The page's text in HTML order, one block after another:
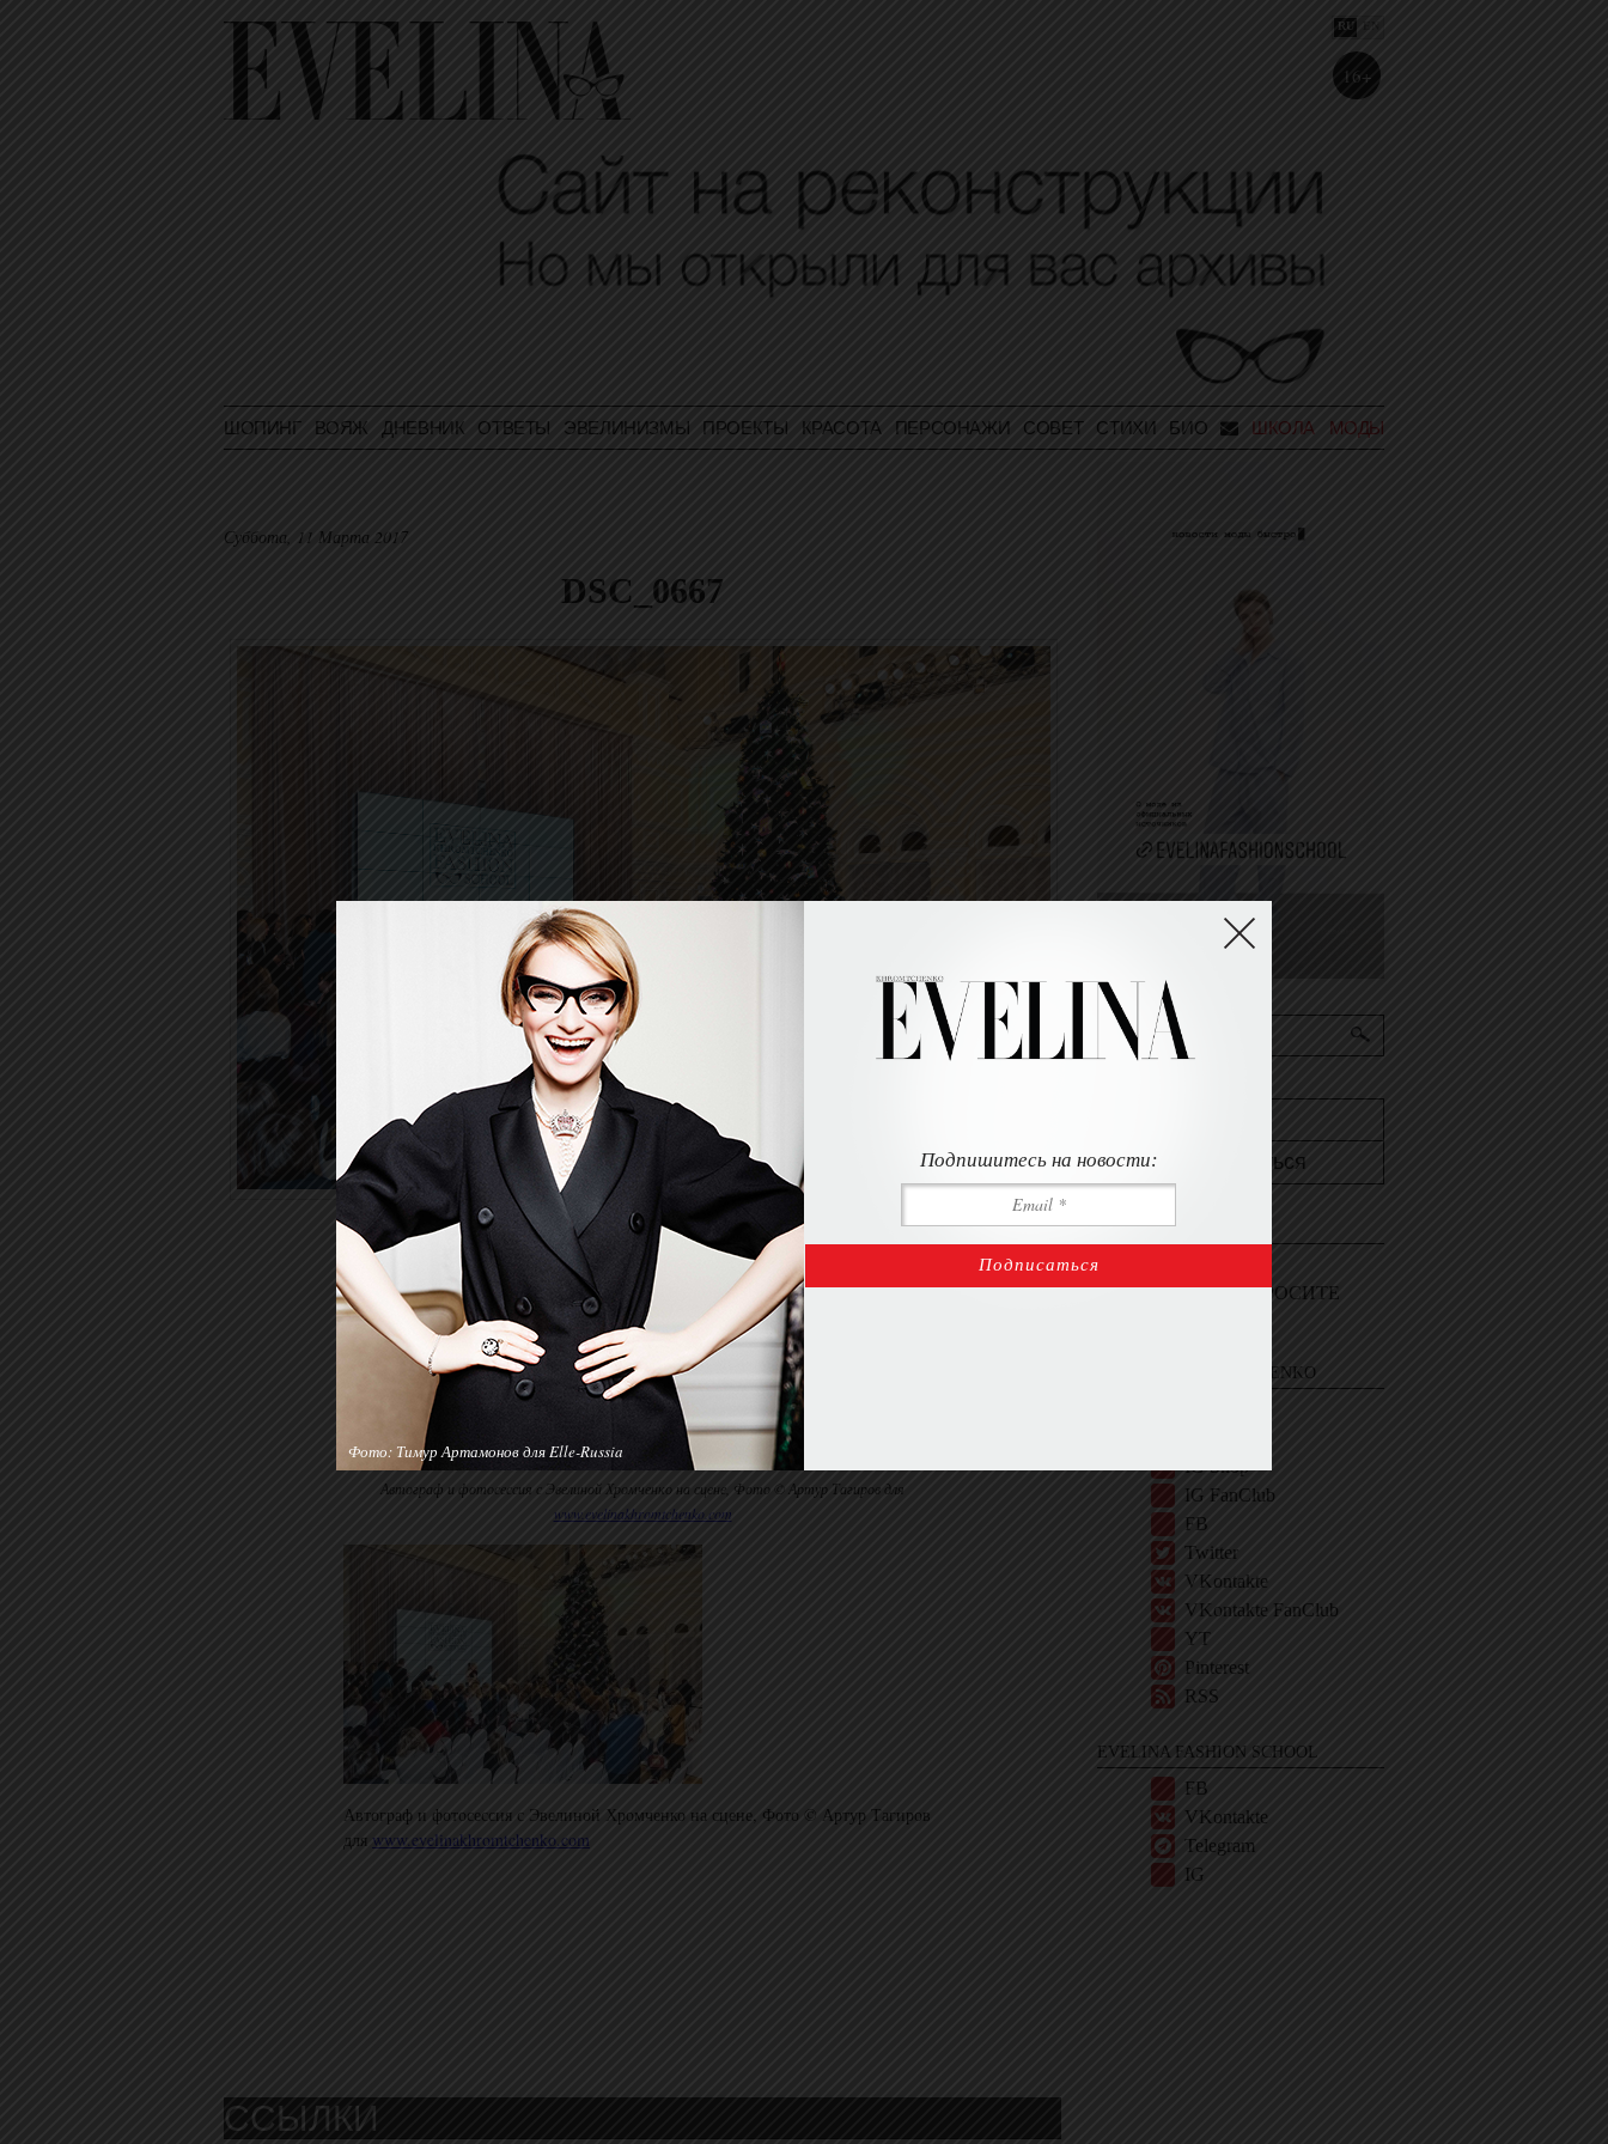
RU EN
16+
ШОПИНГ ВОЯЖ ДНЕВНИК ОТВЕТЫ ЭВЕЛИНИЗМЫ ПРОЕКТЫ КРАСОТА ПЕРСОНАЖИ СОВЕТ СТИХИ БИО ШКОЛА МОДЫ
Суббота, 11 Марта 2017
DSC_0667
Автограф и фотосессия с Эвелиной Хромченко на сцене, Фото © Артур Тагиров для
www.evelinakhromtchenko.com
Автограф и фотосессия с Эвелиной Хромченко на сцене, Фото © Артур Тагиров
для www.evelinakhromtchenko.com
КОНТАКТЫ
Войдите и СПРОСИТЕ
EVELINA KHROMTCHENKO
IG Shop
IG FanClub
FB
Twitter
VKontakte
VKontakte FanClub
YT
Pinterest
RSS
EVELINA FASHION SCHOOL
FB
VKontakte
Telegram
IG
ССЫЛКИ
Подпишитесь на новости:
Фото: Тимур Артамонов для Elle-Russia